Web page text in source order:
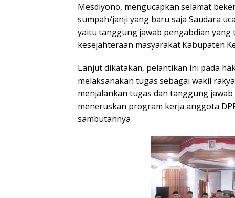
Mesdiyono, mengucapkan selamat
sumpah/janji yang baru saja Saudara
yaitu tanggung jawab pengabdian
kesejahteraan masyarakat Kabupaten
Lanjut dikatakan, pelantikan ini pada
melaksanakan tugas sebagai wakil
menjalankan tugas dan tanggung
meneruskan program kerja anggota
sambutannya